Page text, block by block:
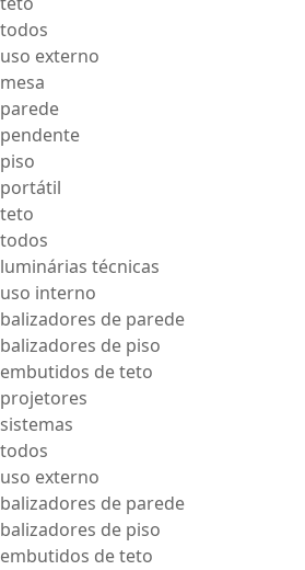
todos
uso externo
mesa
parede
pendente
piso
portátil
teto
todos
luminárias técnicas
uso interno
balizadores de parede
balizadores de piso
embutidos de teto
projetores
sistemas
todos
uso externo
balizadores de parede
balizadores de piso
embutidos de teto